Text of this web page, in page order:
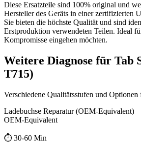
Diese Ersatzteile sind 100% original und
Hersteller des Geräts in einer zertifizierten
Sie bieten die höchste Qualität und sind
Erstproduktion verwendeten Teilen. Ideal
Kompromisse eingehen möchten.
Weitere Diagnose für Tab
T715)
Verschiedene Qualitätsstufen und
Ladebuchse Reparatur (OEM-Equivalent)
OEM-Equivalent
⏱️ 30-60 Min